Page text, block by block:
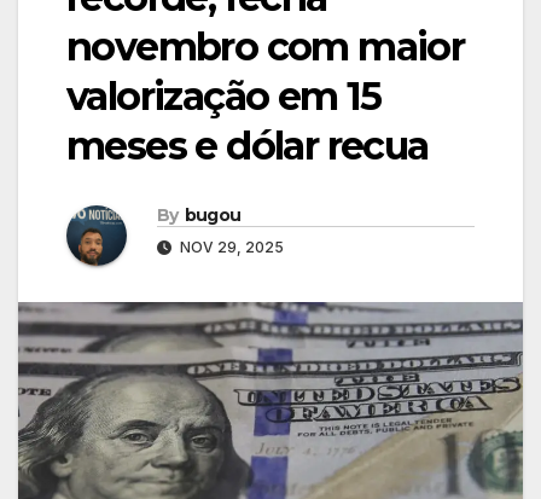
novembro com maior
valorização em 15
meses e dólar recua
By bugou
NOV 29, 2025